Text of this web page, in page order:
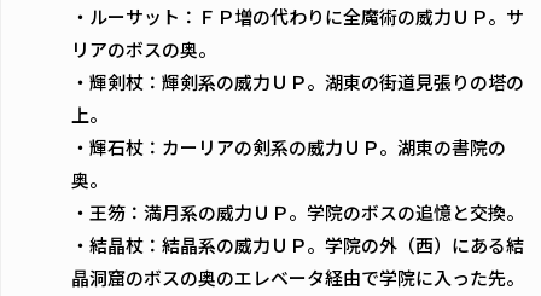
・ルーサット：ＦＰ増の代わりに全魔術の威力ＵＰ。サ
リアのボスの奥。
・輝剣杖：輝剣系の威力ＵＰ。湖東の街道見張りの塔の
上。
・輝石杖：カーリアの剣系の威力ＵＰ。湖東の書院の
奥。
・王笏：満月系の威力ＵＰ。学院のボスの追憶と交換。
・結晶杖：結晶系の威力ＵＰ。学院の外（西）にある結
晶洞窟のボスの奥のエレベータ経由で学院に入った先。